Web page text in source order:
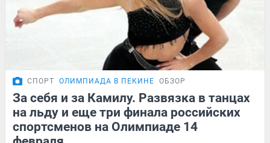
СПОРТ ОЛИМПИАДА В ПЕКИНЕ ОБЗОР
За себя и за Камилу. Развязка в танцах
на льду и еще три финала российских
спортсменов на Олимпиаде 14